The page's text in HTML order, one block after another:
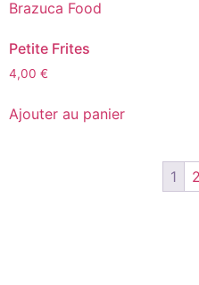
Petite Frites
4,00 €
Ajouter au panier
1 2